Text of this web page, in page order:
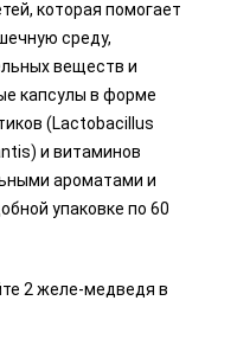
которая помогает
среду,
веществ и
капсулы в форме
(Lactobacillus
и витаминов
ароматами и
упаковке по 60
2 желе-медведя в